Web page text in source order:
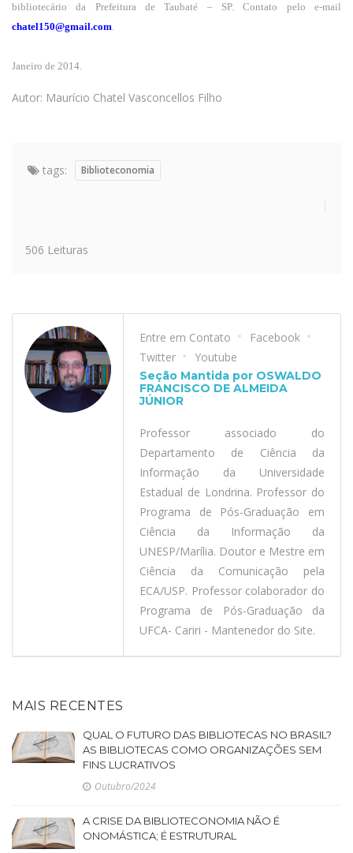
bibliotecário da Prefeitura de Taubaté – SP. Contato pelo e-mail
chatel150@gmail.com.
Janeiro de 2014.
Autor: Maurício Chatel Vasconcellos Filho
tags: Biblioteconomia
506 Leituras
Entre em Contato
Facebook
Twitter
Youtube
Seção Mantida por OSWALDO
FRANCISCO DE ALMEIDA
JÚNIOR
Professor associado do
Departamento de Ciência da
Informação da Universidade
Estadual de Londrina. Professor do
Programa de Pós-Graduação em
Ciência da Informação da
UNESP/Marília. Doutor e Mestre em
Ciência da Comunicação pela
ECA/USP. Professor colaborador do
Programa de Pós-Graduação da
UFCA- Cariri - Mantenedor do Site.
MAIS RECENTES
QUAL O FUTURO DAS BIBLIOTECAS NO BRASIL?
AS BIBLIOTECAS COMO ORGANIZAÇÕES SEM
FINS LUCRATIVOS
Outubro/2024
A CRISE DA BIBLIOTECONOMIA NÃO É
ONOMÁSTICA; É ESTRUTURAL